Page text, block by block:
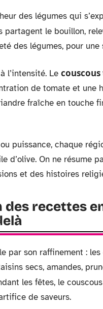
des légumes qui
partagent le bouillon,
des légumes, pour
l’intensité. Le
de tomate et une
fraîche en touche
puissance, chaque
d’olive. On ne résume
et des histoires
des recettes
par son raffinement :
secs, amandes,
les fêtes, le
de saveurs.